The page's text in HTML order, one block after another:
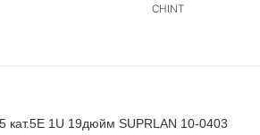
CHINT
кат.5E 1U 19дюйм SUPRLAN 10-0403